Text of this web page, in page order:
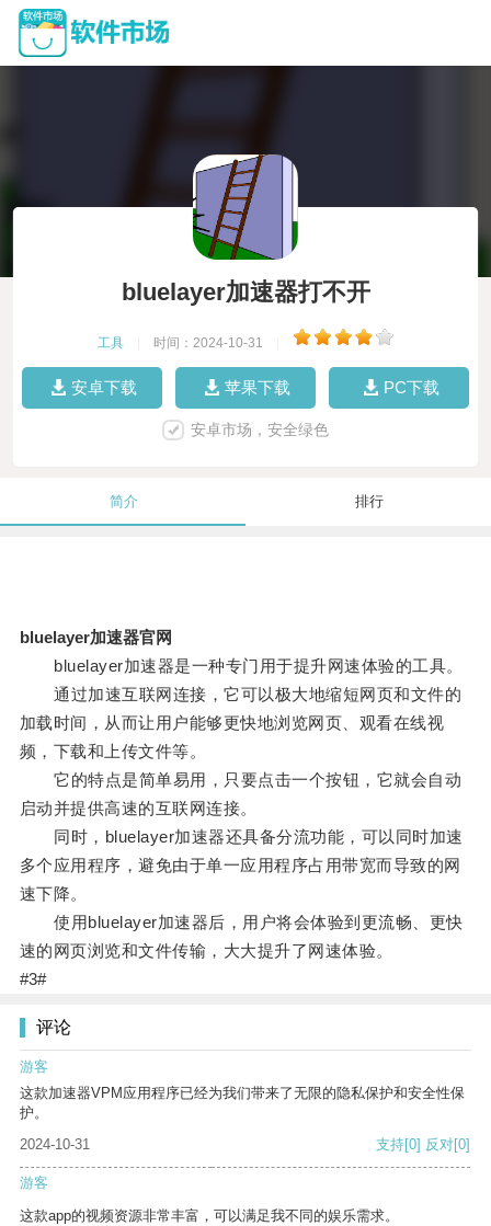
bluelayer加速器打不开
工具 时间：2024-10-31
安卓下载 苹果下载 PC下载
安卓市场，安全绿色
简介 排行
bluelayer加速器官网
bluelayer加速器是一种专门用于提升网速体验的工具。
通过加速互联网连接，它可以极大地缩短网页和文件的
加载时间，从而让用户能够更快地浏览网页、观看在线视
频，下载和上传文件等。
它的特点是简单易用，只要点击一个按钮，它就会自动
启动并提供高速的互联网连接。
同时，bluelayer加速器还具备分流功能，可以同时加速
多个应用程序，避免由于单一应用程序占用带宽而导致的网
速下降。
使用bluelayer加速器后，用户将会体验到更流畅、更快
速的网页浏览和文件传输，大大提升了网速体验。
#3#
评论
游客
这款加速器VPM应用程序已经为我们带来了无限的隐私保护和安全性保
护。
2024-10-31
支持[0] 反对[0]
游客
这款app的视频资源非常丰富，可以满足我不同的娱乐需求。